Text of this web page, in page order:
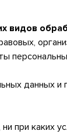
видов
при каких